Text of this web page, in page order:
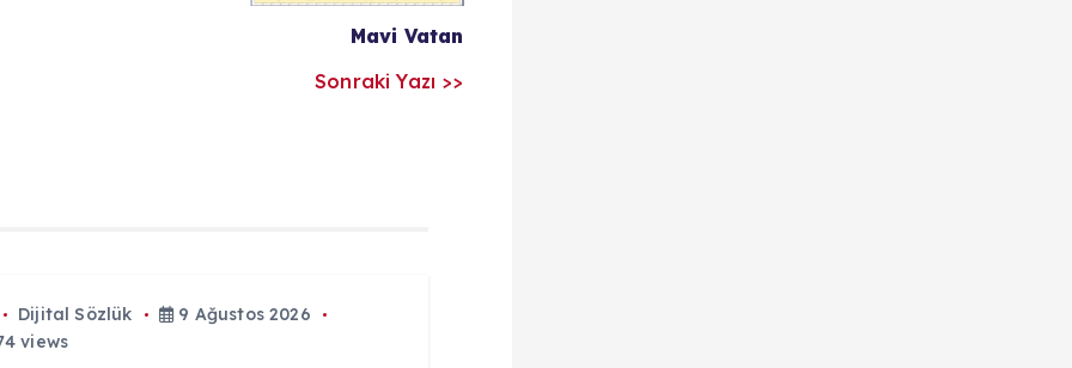
Mavi Vatan
Sonraki Yazı >>
Dijital Sözlük
9 Ağustos 2026
views